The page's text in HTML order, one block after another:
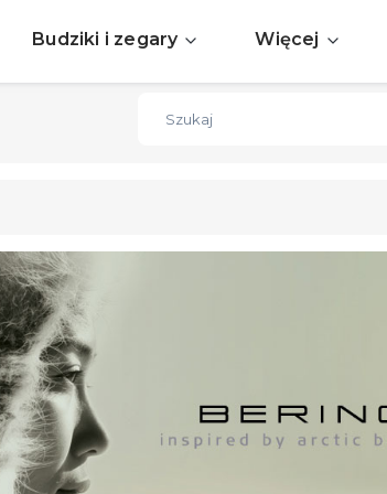
Budziki i zegary Więcej